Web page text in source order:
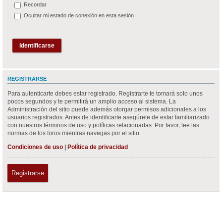
Recordar
Ocultar mi estado de conexión en esta sesión
REGISTRARSE
Para autenticarte debes estar registrado. Registrarte te tomará solo unos
pocos segundos y te permitirá un amplio acceso al sistema. La
Administración del sitio puede además otorgar permisos adicionales a los
usuarios registrados. Antes de identificarte asegúrete de estar familiarizado
con nuestros términos de uso y políticas relacionadas. Por favor, lee las
normas de los foros mientras navegas por el sitio.
Condiciones de uso
Política de privacidad
Registrarse